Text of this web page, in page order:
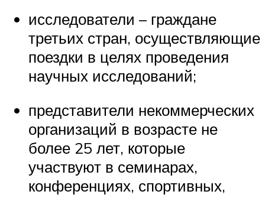
исследователи – граждане
третьих стран, осуществляющие
поездки в целях проведения
научных исследований;
представители некоммерческих
организаций в возрасте не
более 25 лет, которые
участвуют в семинарах,
конференциях, спортивных,